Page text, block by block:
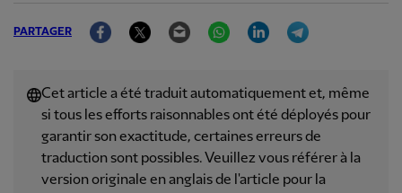
PARTAGER
FacebookTwitter Email WhatsAppLinkedIn
Cet article a été traduit automatiquement et, même
si tous les efforts raisonnables ont été déployés pour
garantir son exactitude, certaines erreurs de
traduction sont possibles. Veuillez vous référer à la
version originale en anglais de l'article pour la